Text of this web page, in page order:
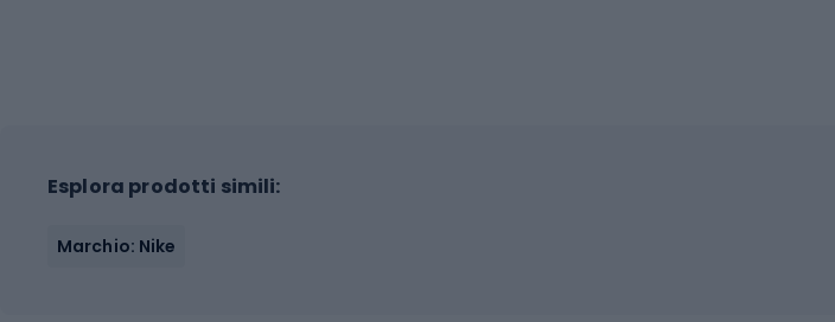
Esplora prodotti simili:
Marchio: Nike